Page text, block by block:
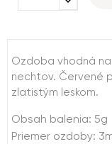
Ozdoba vhodná
nechtov. Červené
zlatistým leskom.
Obsah balenia: 5g
Priemer ozdoby: